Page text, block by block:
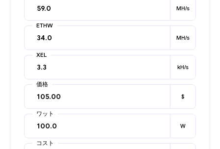
MH/s
ETHW
MH/s
XEL
kH/s
価格
$
ワット
W
コスト